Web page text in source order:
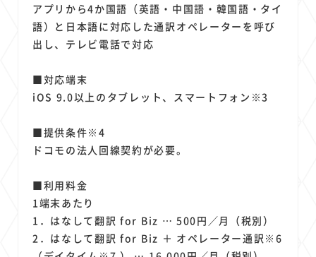
アプリから4か国語（英語・中国語・韓国語・タイ
語）と日本語に対応した通訳オペレーターを呼び
出し、テレビ電話で対応
■対応端末
iOS 9.0以上のタブレット、スマートフォン※3
■提供条件※4
ドコモの法人回線契約が必要。
■利用料金
1端末あたり
1．はなして翻訳 for Biz … 500円／月（税別）
2．はなして翻訳 for Biz ＋ オペレーター通訳※6